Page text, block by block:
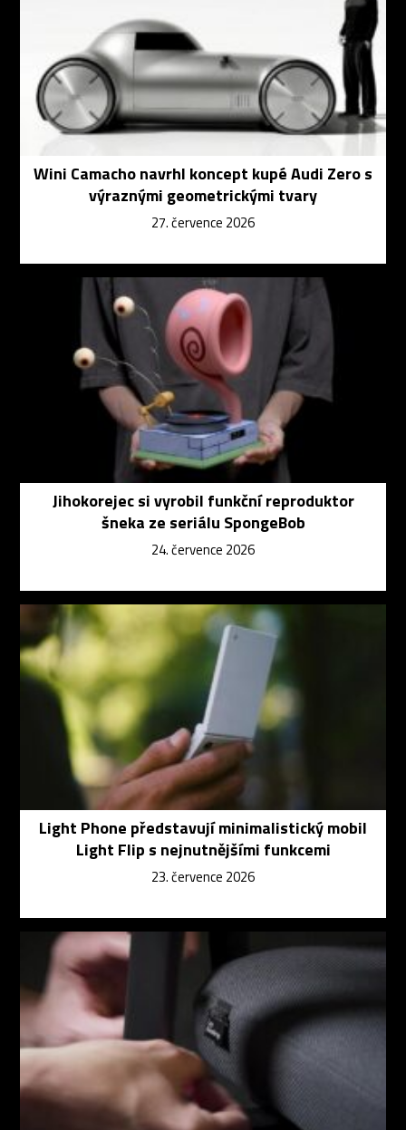
Wini Camacho navrhl koncept kupé Audi Zero s
výraznými geometrickými tvary
27. července 2026
Jihokorejec si vyrobil funkční reproduktor
šneka ze seriálu SpongeBob
24. července 2026
Light Phone představují minimalistický mobil
Light Flip s nejnutnějšími funkcemi
23. července 2026